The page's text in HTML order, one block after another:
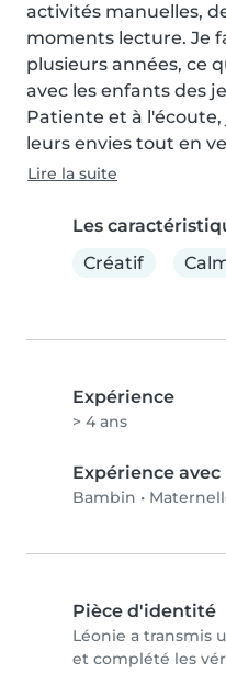
activités manuelles,
moments lecture. Je
plusieurs années, ce
avec les enfants des
Patiente et à
leurs envies tout en
Lire la suite
Les
Créatif
Expérience
> 4 ans
Expérience avec
Bambin •
Pièce d'identité
Léonie a transmis
et complété les